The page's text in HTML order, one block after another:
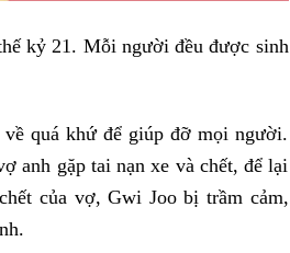
kỷ 21. Mỗi người đều được sinh
quá khứ để giúp đỡ mọi người.
anh gặp tai nạn xe và chết, để lại
của vợ, Gwi Joo bị trầm cảm,